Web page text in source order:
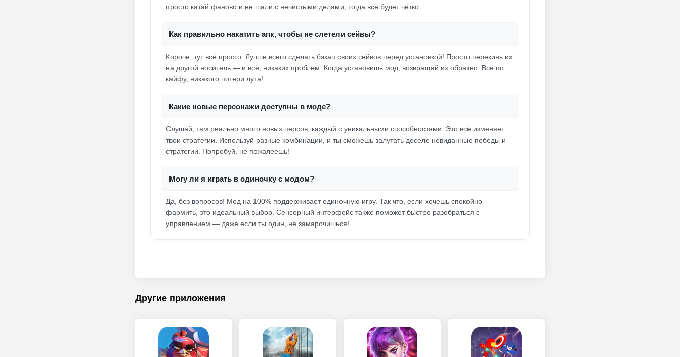
просто катай фаново и не шали с нечистыми делами, тогда всё будет чётко.
Как правильно накатить апк, чтобы не слетели сейвы?
Короче, тут всё просто. Лучше всего сделать бэкап своих сейвов перед установкой! Просто перекинь их
на другой носитель — и всё, никаких проблем. Когда установишь мод, возвращай их обратно. Всё по
кайфу, никакого потери лута!
Какие новые персонажи доступны в моде?
Слушай, там реально много новых персов, каждый с уникальными способностями. Это всё изменяет
твои стратегии. Используй разные комбинации, и ты сможешь залутать доселе невиданные победы и
стратегии. Попробуй, не пожалеешь!
Могу ли я играть в одиночку с модом?
Да, без вопросов! Мод на 100% поддерживает одиночную игру. Так что, если хочешь спокойно
фармить, это идеальный выбор. Сенсорный интерфейс также поможет быстро разобраться с
управлением — даже если ты один, не замарочишься!
Другие приложения